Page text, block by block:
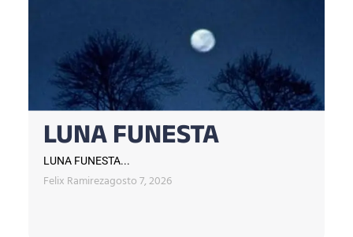
LUNA FUNESTA
LUNA FUNESTA...
Felix Ramirezagosto 7, 2026